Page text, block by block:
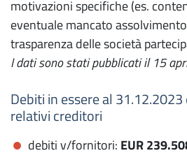
motivazioni specifiche (es.
eventuale mancato
trasparenza delle società
I dati sono stati pubblicati il 15
Debiti in essere al
relativi creditori
debiti v/fornitori: EUR